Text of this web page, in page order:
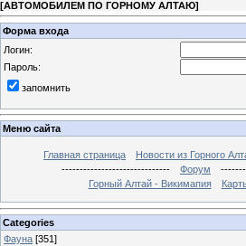
[АВТОМОБИЛЕМ ПО ГОРНОМУ АЛТАЮ]
Форма входа
Логин:
Пароль:
запомнить
Меню сайта
Главная страница Новости из Горного
------------------------------
Форум
Горный Алтай - Викимапия
Categories
Фауна [351]